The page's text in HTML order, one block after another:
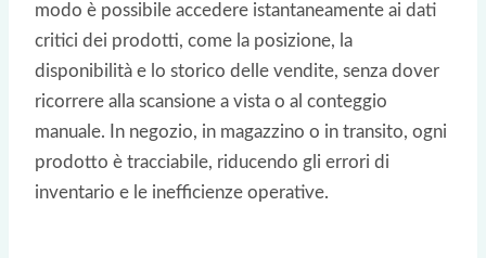
modo è possibile accedere istantaneamente ai dati
critici dei prodotti, come la posizione, la
disponibilità e lo storico delle vendite, senza dover
ricorrere alla scansione a vista o al conteggio
manuale. In negozio, in magazzino o in transito, ogni
prodotto è tracciabile, riducendo gli errori di
inventario e le inefficienze operative.